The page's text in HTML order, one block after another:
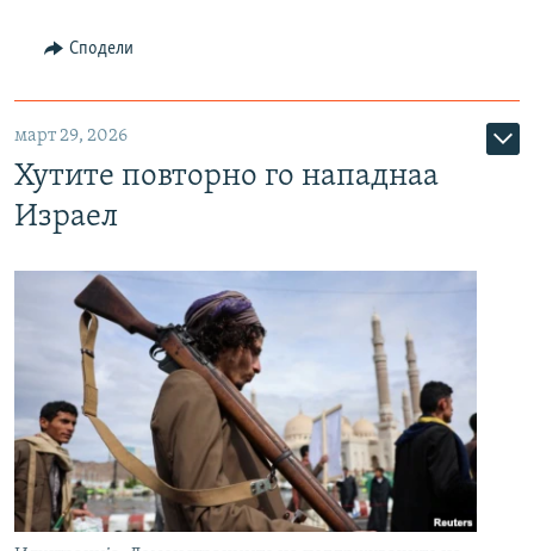
Сподели
март 29, 2026
Хутите повторно го нападнаа
Израел